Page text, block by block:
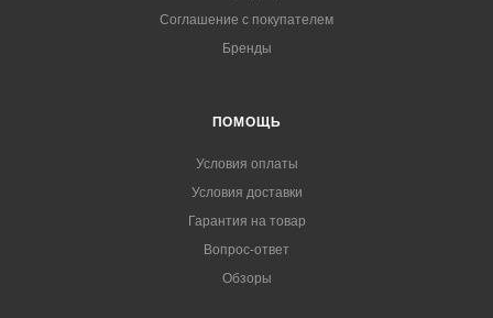
Соглашение с покупателем
Бренды
ПОМОЩЬ
Условия оплаты
Условия доставки
Гарантия на товар
Вопрос-ответ
Обзоры